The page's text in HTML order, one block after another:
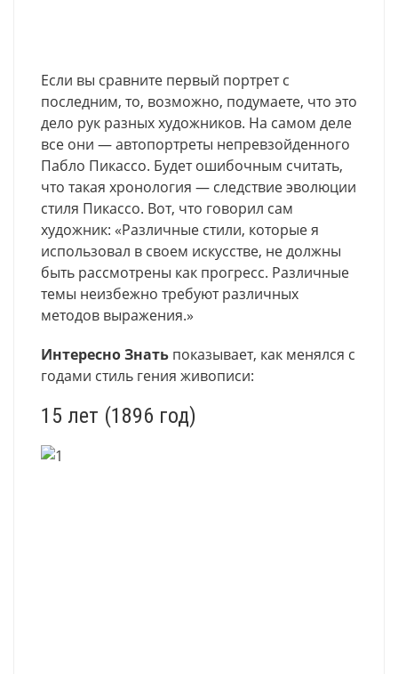
Если вы сравните первый портрет с
последним, то, возможно, подумаете, что это
дело рук разных художников. На самом деле
все они — автопортреты непревзойденного
Пабло Пикассо. Будет ошибочным считать,
что такая хронология — следствие эволюции
стиля Пикассо. Вот, что говорил сам
художник: «Различные стили, которые я
использовал в своем искусстве, не должны
быть рассмотрены как прогресс. Различные
темы неизбежно требуют различных
методов выражения.»
Интересно Знать показывает, как менялся с
годами стиль гения живописи:
15 лет (1896 год)